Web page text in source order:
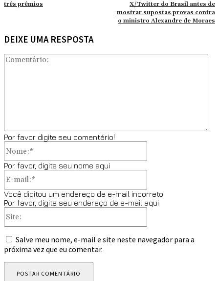
três prêmios
X/Twitter do Brasil antes de
mostrar supostas provas contra
o ministro Alexandre de Moraes
DEIXE UMA RESPOSTA
Por favor digite seu comentário!
Por favor, digite seu nome aqui
Você digitou um endereço de e-mail incorreto!
Por favor, digite seu endereço de e-mail aqui
Salve meu nome, e-mail e site neste navegador para a
próxima vez que eu comentar.